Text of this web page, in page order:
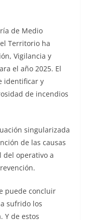
de Medio
Territorio ha
Vigilancia y
el año 2025. El
identificar y
de incendios
singularizada
de las causas
del operativo a
puede concluir
sufrido los
Y de estos